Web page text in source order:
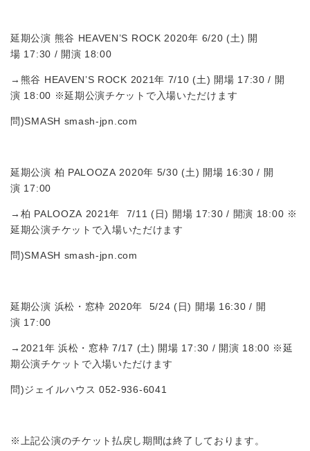
延期公演 熊谷 HEAVEN’S ROCK 2020年 6/20 (土) 開
場 17:30 / 開演 18:00
→熊谷 HEAVEN’S ROCK 2021年 7/10 (土) 開場 17:30 / 開
演 18:00 ※延期公演チケットで入場いただけます
問)SMASH smash-jpn.com
延期公演 柏 PALOOZA 2020年 5/30 (土) 開場 16:30 / 開
演 17:00
→柏 PALOOZA 2021年 7/11 (日) 開場 17:30 / 開演 18:00 ※
延期公演チケットで入場いただけます
問)SMASH smash-jpn.com
延期公演 浜松・窓枠 2020年 5/24 (日) 開場 16:30 / 開
演 17:00
→2021年 浜松・窓枠 7/17 (土) 開場 17:30 / 開演 18:00 ※延
期公演チケットで入場いただけます
問)ジェイルハウス 052-936-6041
※上記公演のチケット払戻し期間は終了しております。